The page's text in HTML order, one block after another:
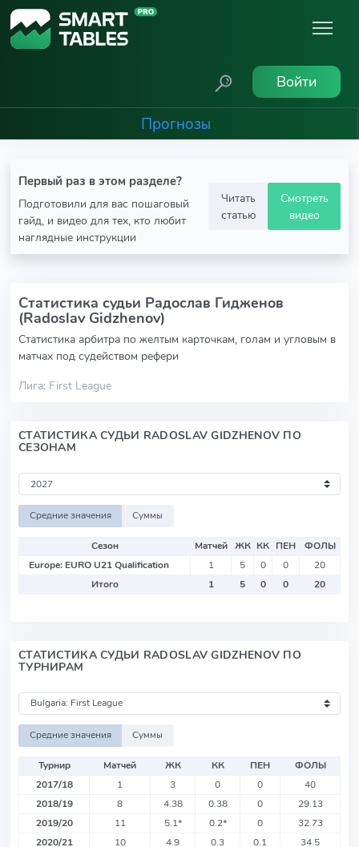
Войти
Прогнозы
Первый раз в этом разделе?
Подготовили для вас пошаговый
гайд, и видео для тех, кто любит
наглядные инструкции
Читать
статью
Смотреть
видео
Статистика судьи Радослав Гидженов
(Radoslav Gidzhenov)
Статистика арбитра по желтым карточкам, голам и угловым в
матчах под судейством рефери
Лига: First League
СТАТИСТИКА СУДЬИ RADOSLAV GIDZHENOV ПО
СЕЗОНАМ
Средние значения Суммы
Сезон Матчей ЖК КК ПЕН
ФОЛЫ
Europe: EURO U21 Qualification
1 5 0 0
20
Итого
1 5 0 0 20
СТАТИСТИКА СУДЬИ RADOSLAV GIDZHENOV ПО
ТУРНИРАМ
Средние значения Суммы
Турнир Матчей ЖК КК ПЕН
ФОЛЫ
2017/18
1 3 0 0
40
2018/19
8 4.38 0.38 0
29.13
2019/20
11 5.1* 0.2* 0
32.73
2020/21
10 4.9 0.3 0.1
34.5